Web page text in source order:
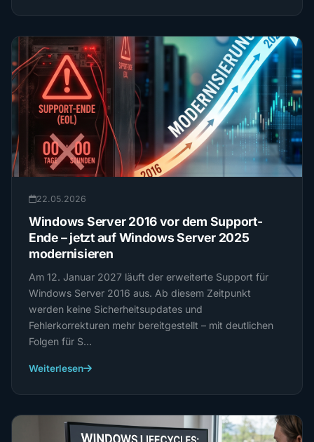
22.05.2026
Windows Server 2016 vor dem Support-
Ende – jetzt auf Windows Server 2025
modernisieren
Am 12. Januar 2027 läuft der erweiterte Support für
Windows Server 2016 aus. Ab diesem Zeitpunkt
werden keine Sicherheitsupdates und
Fehlerkorrekturen mehr bereitgestellt – mit deutlichen
Folgen für S…
Weiterlesen